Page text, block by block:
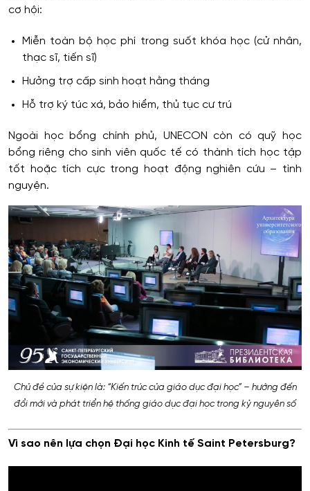
cơ hội:
Miễn toàn bộ học phí trong suốt khóa học (cử nhân,
thạc sĩ, tiến sĩ)
Hưởng trợ cấp sinh hoạt hằng tháng
Hỗ trợ ký túc xá, bảo hiểm, thủ tục cư trú
Ngoài học bổng chính phủ, UNECON còn có quỹ học
bổng riêng cho sinh viên quốc tế có thành tích học tập
tốt hoặc tích cực trong hoạt động nghiên cứu – tình
nguyện.
Chủ đề của sự kiện là: “Kiến trúc của giáo dục đại học” – hướng đến
đổi mới và phát triển hệ thống giáo dục đại học trong kỷ nguyên số
Vì sao nên lựa chọn Đại học Kinh tế Saint Petersburg?